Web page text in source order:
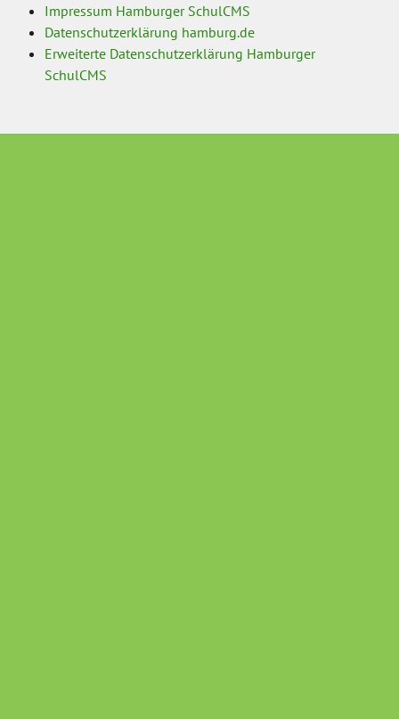
Impressum Hamburger SchulCMS
Datenschutzerklärung hamburg.de
Erweiterte Datenschutzerklärung Hamburger
SchulCMS